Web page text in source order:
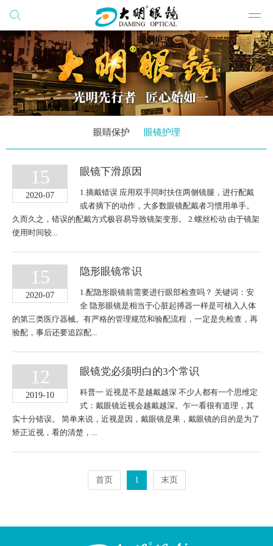
搜索
公司
公司
开云
党建
学习
行业
镜片
功能
眼睛
眼睛保护 眼镜护理
15
2020-07
眼镜下滑原因
1.摘戴错误 应用双手同时扶住两侧镜腿，进行配戴
或者摘下的动作，大多数眼镜配戴者习惯用单手。
久而久之，错误的配戴方式极容易导致镜架变形。 2.螺丝松动 由于镜架
使用时间较...
15
2020-07
隐形眼镜常识
1.配隐形眼镜前需要进行眼部检查吗？ 关键词：安
全 隐形眼镜是相当于心脏起搏器一样是可植入人体
的第三类医疗器械。有严格的管理规范和验配流程，一定是先检查，再
验配，事后还要追踪配...
12
2019-10
眼镜党必须明白的3个常识
科普一 近视是不是越戴越深 不少人都有一个思维定
式：戴眼镜近视会越戴越深。乍一看很有道理，其
实十分错误。 简单来说，近视是因，戴眼镜是果，戴眼镜的目的是为了
矫正近视，看的清楚，...
首页 1 末页